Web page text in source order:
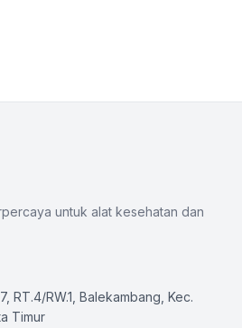
untuk alat kesehatan dan
RT.4/RW.1, Balekambang, Kec.
Timur